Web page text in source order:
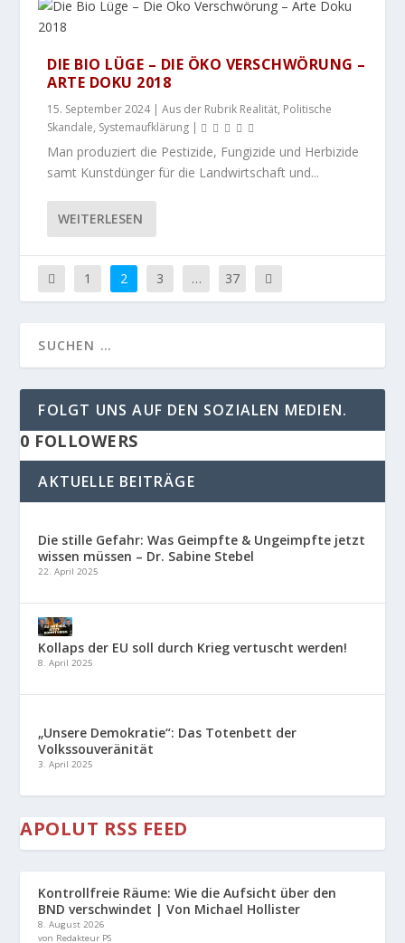
DIE BIO LÜGE – DIE ÖKO VERSCHWÖRUNG –
ARTE DOKU 2018
15. September 2024|Aus der Rubrik Realität, Politische
Skandale, Systemaufklärung |
Man produziert die Pestizide, Fungizide und Herbizide
samt Kunstdünger für die Landwirtschaft und...
WEITERLESEN
1 2 3 … 37
FOLGT UNS AUF DEN SOZIALEN MEDIEN.
0 FOLLOWERS
AKTUELLE BEITRÄGE
Die stille Gefahr: Was Geimpfte & Ungeimpfte jetzt
wissen müssen – Dr. Sabine Stebel
22. April 2025
Kollaps der EU soll durch Krieg vertuscht werden!
8. April 2025
„Unsere Demokratie“: Das Totenbett der
Volkssouveränität
3. April 2025
APOLUT RSS FEED
Kontrollfreie Räume: Wie die Aufsicht über den
BND verschwindet | Von Michael Hollister
8. August 2026
von Redakteur PS